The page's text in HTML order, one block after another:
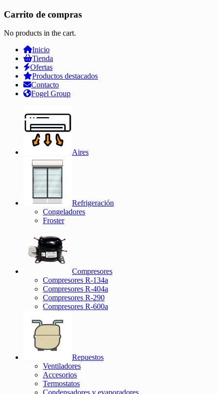
Carrito de compras
No products in the cart.
Inicio
Tienda
Ofertas
Productos destacados
Contacto
Fogel Group
Aires
Refrigeración
Congeladores
Froster
Compresores
Compresores R-134a
Compresores R-404a
Compresores R-290
Compresores R-600a
Repuestos
Ventiladores
Accesorios
Termostatos